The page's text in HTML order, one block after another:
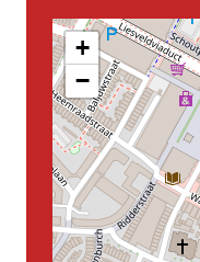
+
−